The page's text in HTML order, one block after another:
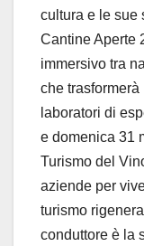
cultura e le sue
Cantine Aperte
immersivo tra
che
laboratori di
e domenica 31
Turismo del
aziende per
turismo
conduttore è la